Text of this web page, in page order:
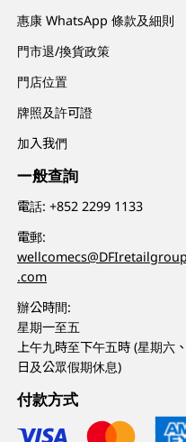
惠康 WhatsApp 條款及細則
門市退/換貨政策
門店位置
牌照及許可證
加入我們
一般查詢
電話:+852 2299 1133
電郵:
wellcomecs@DFIretailgroup
.com
辦公時間:
星期一至五
上午九時至下午五時 (星期六、
日及公眾假期休息)
付款方式